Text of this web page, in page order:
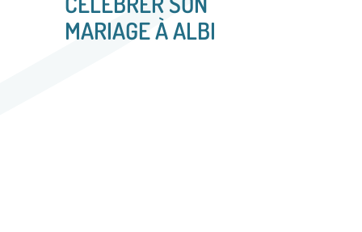
MARIAGE À ALBI